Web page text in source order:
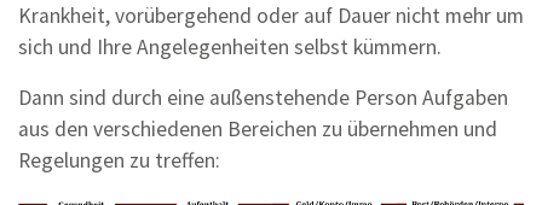
Kapitalanlage
Sachversicherungen
Firmenkonzept
Krankheit, vorübergehend oder auf Dauer nicht mehr um
sich und Ihre Angelegenheiten selbst kümmern.
Dann sind durch eine außenstehende Person Aufgaben
aus den verschiedenen Bereichen zu übernehmen und
Regelungen zu treffen: